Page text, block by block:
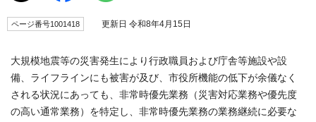
ページ番号1001418 更新日 令和8年4月15日
大規模地震等の災害発生により行政職員および庁舎等施設や設
備、ライフラインにも被害が及び、市役所機能の低下が余儀なく
される状況にあっても、非常時優先業務（災害対応業務や優先度
の高い通常業務）を特定し、非常時優先業務の業務継続に必要な